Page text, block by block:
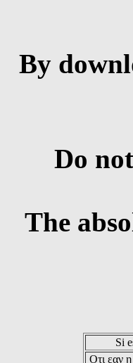
By
Do
The
Si
Οτι εαν